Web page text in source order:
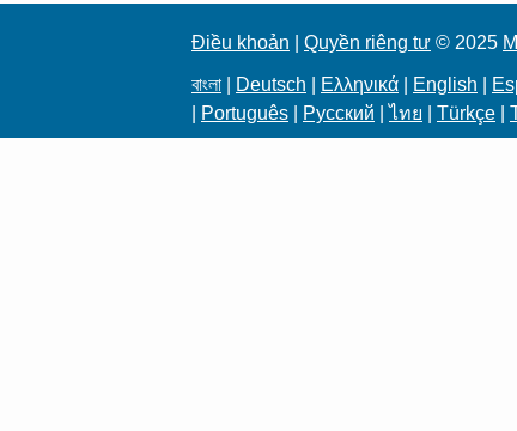
Điều khoản Quyền riêng tư © 2025
বাংলা Deutsch Ελληνικά English
Português Русский |ไทย Türkçe